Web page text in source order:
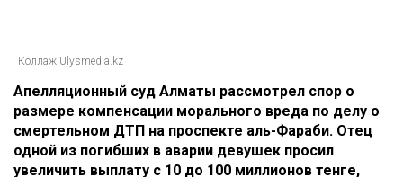
Коллаж Ulysmedia.kz
Апелляционный суд Алматы рассмотрел спор о
размере компенсации морального вреда по делу о
смертельном ДТП на проспекте аль-Фараби. Отец
одной из погибших в аварии девушек просил
увеличить выплату с 10 до 100 миллионов тенге,